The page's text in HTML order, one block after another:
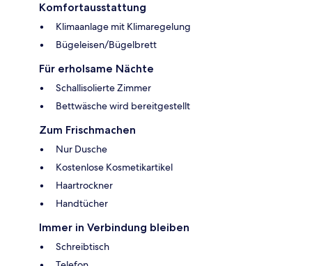
Komfortausstattung
Klimaanlage mit Klimaregelung
Bügeleisen/Bügelbrett
Für erholsame Nächte
Schallisolierte Zimmer
Bettwäsche wird bereitgestellt
Zum Frischmachen
Nur Dusche
Kostenlose Kosmetikartikel
Haartrockner
Handtücher
Immer in Verbindung bleiben
Schreibtisch